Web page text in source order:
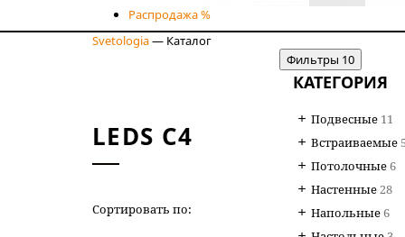
Распродажа %
Svetologia— Каталог
LEDS C4
Сортировать по:
Фильтры 10
КАТЕГОРИЯ
Подвесные 11
Встраиваемые
Потолочные6
Настенные 28
Напольные6